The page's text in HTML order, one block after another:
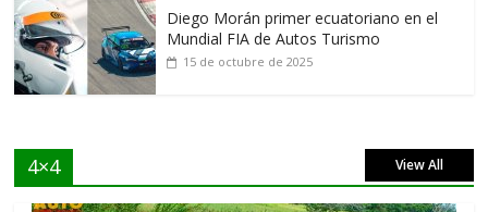
Diego Morán primer ecuatoriano en el
Mundial FIA de Autos Turismo
15 de octubre de 2025
4×4 View All